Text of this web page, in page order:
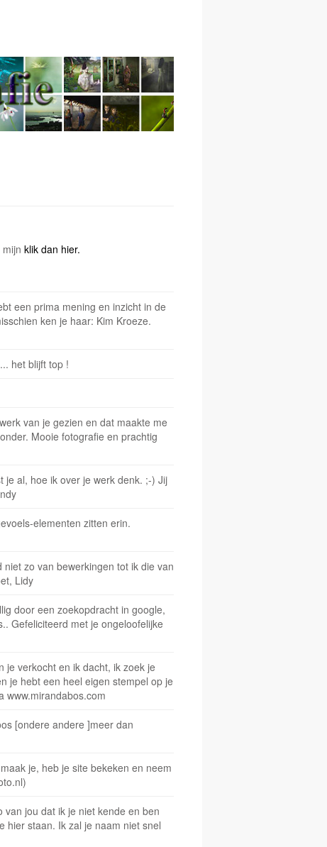
klik dan hier.
een prima mening en inzicht in de
ken je haar: Kim Kroeze.
het blijft top !
van je gezien en dat maakte me
Mooie fotografie en prachtig
je al, hoe ik over je werk denk. ;-) Jij
elementen zitten erin.
zo van bewerkingen tot ik die van
Lidy
door een zoekopdracht in google,
Gefeliciteerd met je ongeloofelijke
je verkocht en ik dacht, ik zoek je
je hebt een heel eigen stempel op je
www.mirandabos.com
[ondere andere ]meer dan
je, heb je site bekeken en neem
jou dat ik je niet kende en ben
hier staan. Ik zal je naam niet snel